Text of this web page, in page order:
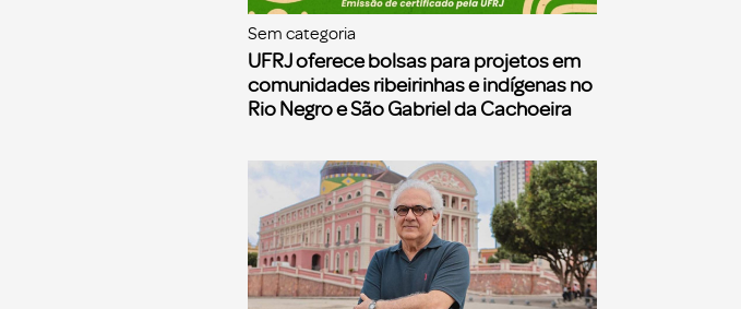
Sem categoria
UFRJ oferece bolsas para projetos em
comunidades ribeirinhas e indígenas no
Rio Negro e São Gabriel da Cachoeira